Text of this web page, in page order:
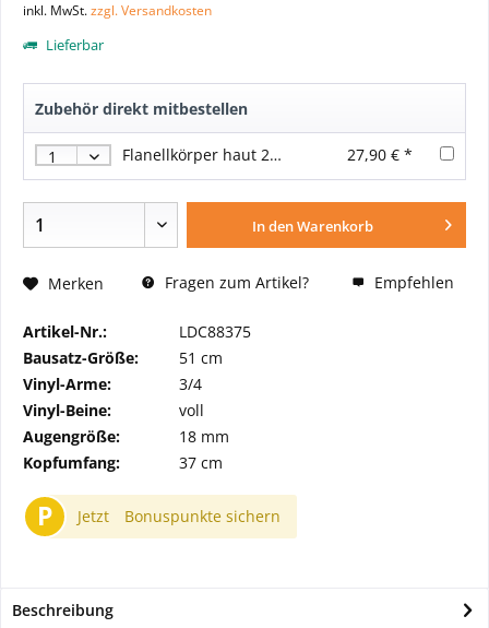
inkl. MwSt.zzgl. Versandkosten
Lieferbar
Zubehör direkt mitbestellen
Flanellkörper haut 20 inch /52 cm Vollvinyl-Beine und 3/4 Arme 27,90 € *
In denWarenkorb
Merken Fragen zum Artikel? Empfehlen
Artikel-Nr.:
LDC88375
Bausatz-Größe:
51 cm
Vinyl-Arme:
3/4
Vinyl-Beine:
voll
Augengröße:
18 mm
Kopfumfang:
37 cm
P Jetzt Bonuspunkte sichern
Beschreibung